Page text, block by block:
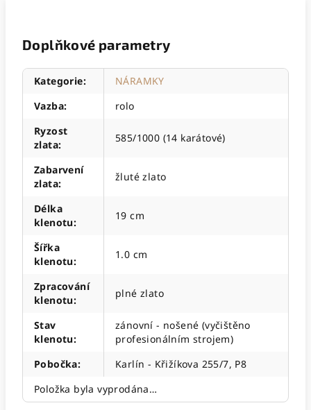
Doplňkové parametry
Kategorie:
NÁRAMKY
Vazba:
rolo
Ryzost
zlata:
585/1000 (14 karátové)
Zabarvení
zlata:
žluté zlato
Délka
klenotu:
19 cm
Šířka
klenotu:
1.0 cm
Zpracování
klenotu:
plné zlato
Stav
klenotu:
zánovní - nošené (vyčištěno
profesionálním strojem)
Pobočka:
Karlín - Křižíkova 255/7, P8
Položka byla vyprodána…